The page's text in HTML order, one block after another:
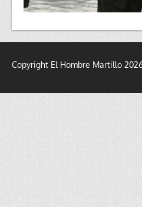
Copyright El Hombre Martillo